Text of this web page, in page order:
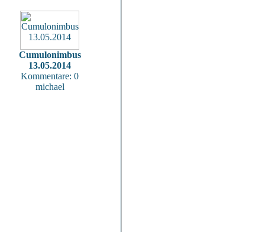
Cumulonimbus
13.05.2014
Kommentare: 0
michael